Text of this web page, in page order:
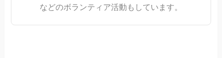
などのボランティア活動もしています。